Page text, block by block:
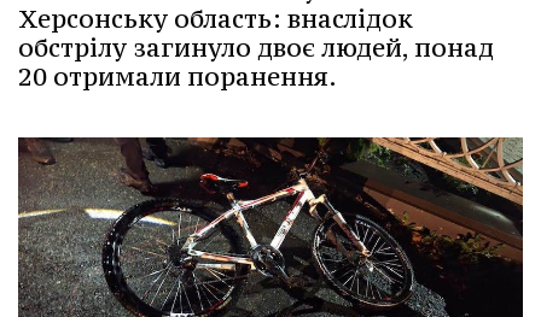
Херсонську область: внаслідок
обстрілу загинуло двоє людей, понад
20 отримали поранення.